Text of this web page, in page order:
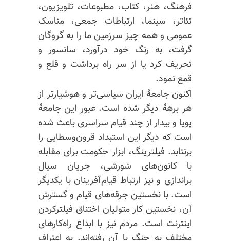
فرهنگ، هنر، کتاب، مطبوعات، تلویزیون،
تئاتر، سینما، ارتباطات جمعی، مناسک
عمومی و همه چیز سرزمین ما را به گروگان
گرفت، به رنگ خود درآورد، سانسور و
تحریف کرد یا از سر راه برداشت و قلع و
قمع نمود.
اکنون جامعهٔ ایران سیاسی‌تر و هوشیارتر از
هر برههٔ دیگر شده است. عبور این جامعهٔ
پویا و بیدار از چند قیام سراسری باعث شده
است که دیگر این استبداد قرون‌وسطایی را
برنتابد. فیلترینگ، ابزار حکومت برای مقابله
با کانون‌های شورشی، جریان سیال
براندازی و نیز ارتباط قیام‌آفرینان با یکدیگر
است. با نخستین جرقه‌های قیام و گسترش
آن، نخستین کار متولیان اختناق فیلترکردن
اینترنت است. مردم نیز با ابداع راه‌کارهای